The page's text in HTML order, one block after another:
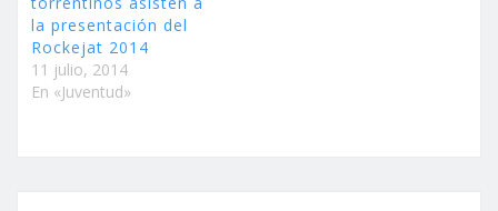
la presentación del
Rockejat 2014
11 julio, 2014
En «Juventud»